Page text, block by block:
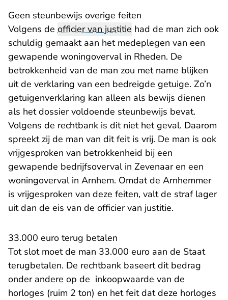
Geen steunbewijs overige feiten
Volgens de officier van justitie had de man zich ook
schuldig gemaakt aan het medeplegen van een
gewapende woningoverval in Rheden. De
betrokkenheid van de man zou met name blijken
uit de verklaring van een bedreigde getuige. Zo’n
getuigenverklaring kan alleen als bewijs dienen
als het dossier voldoende steunbewijs bevat.
Volgens de rechtbank is dit niet het geval. Daarom
spreekt zij de man van dit feit is vrij. De man is ook
vrijgesproken van betrokkenheid bij een
gewapende bedrijfsoverval in Zevenaar en een
woningoverval in Arnhem. Omdat de Arnhemmer
is vrijgesproken van deze feiten, valt de straf lager
uit dan de eis van de officier van justitie.
33.000 euro terug betalen
Tot slot moet de man 33.000 euro aan de Staat
terugbetalen. De rechtbank baseert dit bedrag
onder andere op de inkoopwaarde van de
horloges (ruim 2 ton) en het feit dat deze horloges